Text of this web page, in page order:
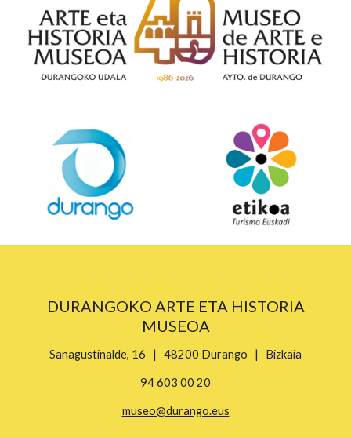
DURANGOKO ARTE ETA HISTORIA
MUSEOA
Sanagustinalde, 16 | 48200 Durango | Bizkaia
94 603 00 20
museo@durango.eus